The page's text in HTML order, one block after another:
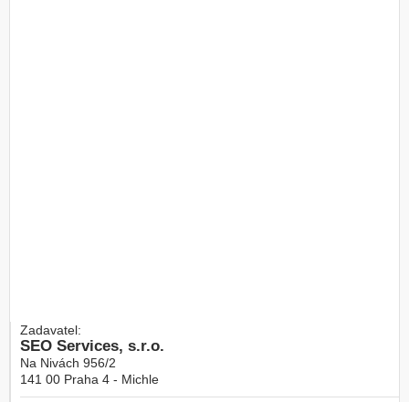
Zadavatel:
SEO Services, s.r.o.
Na Nivách 956/2
141 00 Praha 4 - Michle